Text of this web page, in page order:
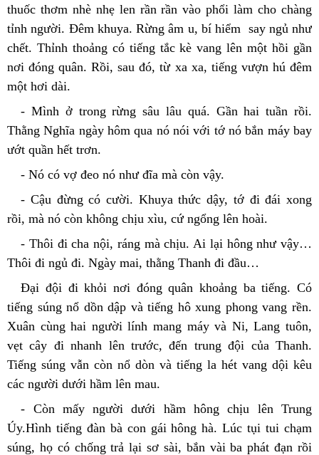
thuốc thơm nhè nhẹ len rần rần vào phổi làm cho chàng
tỉnh người. Đêm khuya. Rừng âm u, bí hiểm  say ngủ như
chết. Thỉnh thoảng có tiếng tắc kè vang lên một hồi gần
nơi đóng quân. Rồi, sau đó, từ xa xa, tiếng vượn hú đêm
một hơi dài.
- Mình ở trong rừng sâu lâu quá. Gần hai tuần rồi.
Thằng Nghĩa ngày hôm qua nó nói với tớ nó bắn máy bay
ướt quần hết trơn.
- Nó có vợ đeo nó như đĩa mà còn vậy.
- Cậu đừng có cười. Khuya thức dậy, tớ đi đái xong
rồi, mà nó còn không chịu xìu, cứ ngổng lên hoài.
- Thôi đi cha nội, ráng mà chịu. Ai lại hông như vậy…
Thôi đi ngủ đi. Ngày mai, thằng Thanh đi đầu…
Đại đội đi khỏi nơi đóng quân khoảng ba tiếng. Có
tiếng súng nổ dồn dập và tiếng hô xung phong vang rền.
Xuân cùng hai người lính mang máy và Ni, Lang tuôn,
vẹt cây đi nhanh lên trước, đến trung đội của Thanh.
Tiếng súng vẫn còn nổ dòn và tiếng la hét vang dội kêu
các người dưới hầm lên mau.
- Còn mấy người dưới hầm hông chịu lên Trung
Úy.Hình tiếng đàn bà con gái hông hà. Lúc tụi tui chạm
súng, họ có chống trả lại sơ sài, bắn vài ba phát đạn rồi